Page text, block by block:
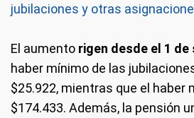
jubilaciones y otras
El aumento rigen desde el 1
haber mínimo de las
$25.922, mientras que el haber
$174.433. Además, la pensión